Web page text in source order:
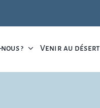
? Venir au désert